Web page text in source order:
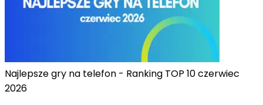
Najlepsze gry na telefon - Ranking TOP 10 czerwiec
2026